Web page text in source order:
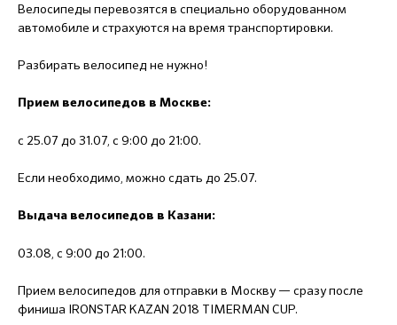
Велосипеды перевозятся в специально оборудованном
автомобиле и страхуются на время транспортировки.
Разбирать велосипед не нужно!
Прием велосипедов в Москве:
с 25.07 до 31.07, с 9:00 до 21:00.
Если необходимо, можно сдать до 25.07.
Выдача велосипедов в Казани:
03.08, с 9:00 до 21:00.
Прием велосипедов для отправки в Москву — сразу после
финиша IRONSTAR KAZAN 2018 TIMERMAN CUP.